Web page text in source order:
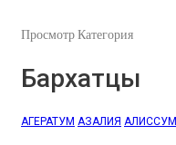
Просмотр Категория
Бархатцы
АГЕРАТУМ АЗАЛИЯ АЛИССУМ